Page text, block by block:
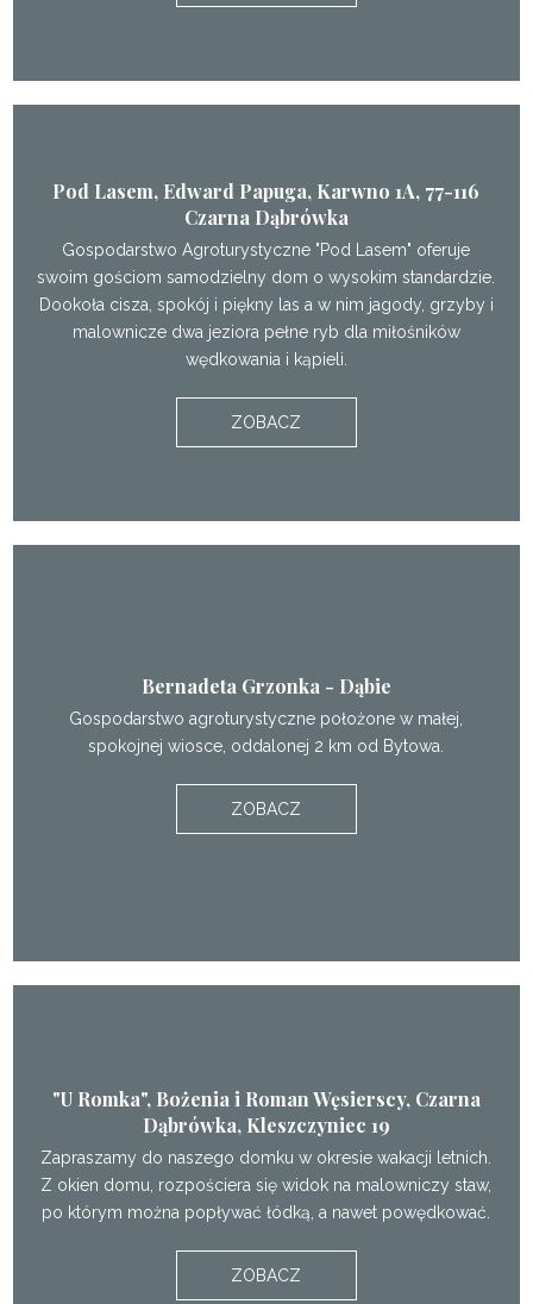
Pod Lasem, Edward Papuga, Karwno 1A, 77-116
Czarna Dąbrówka
Gospodarstwo Agroturystyczne "Pod Lasem" oferuje
swoim gościom samodzielny dom o wysokim standardzie.
Dookoła cisza, spokój i piękny las a w nim jagody, grzyby i
malownicze dwa jeziora pełne ryb dla miłośników
wędkowania i kąpieli.
ZOBACZ
Bernadeta Grzonka - Dąbie
Gospodarstwo agroturystyczne położone w małej,
spokojnej wiosce, oddalonej 2 km od Bytowa.
ZOBACZ
"U Romka", Bożenia i Roman Węsierscy, Czarna
Dąbrówka, Kleszczyniec 19
Zapraszamy do naszego domku w okresie wakacji letnich.
Z okien domu, rozpościera się widok na malowniczy staw,
po którym można popływać łódką, a nawet powędkować.
ZOBACZ